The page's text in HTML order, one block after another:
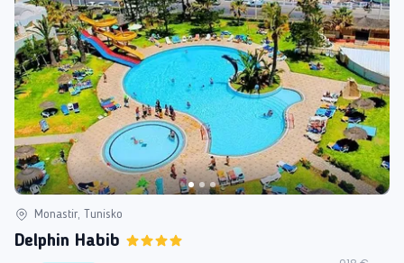
Monastir, Tunisko
Delphin Habib